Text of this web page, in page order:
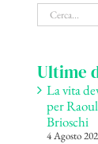
Cerca
per:
Ultime
La vita
per
Brioschi
4 Agosto